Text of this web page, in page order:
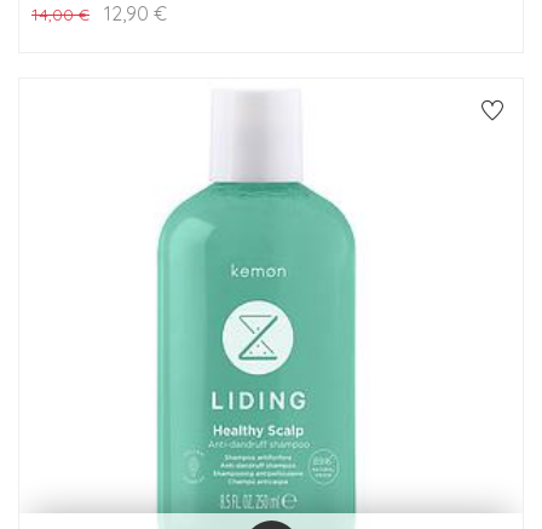
14,00€ 12,90 €